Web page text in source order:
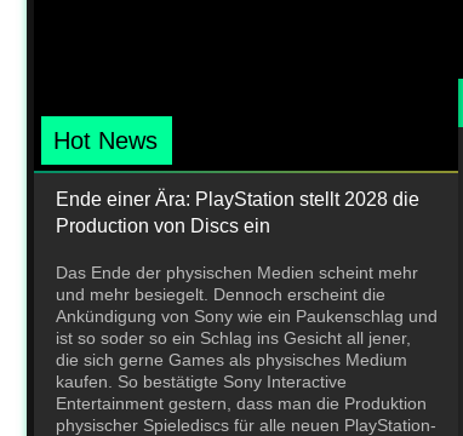
Hot News
Ende einer Ära: PlayStation stellt 2028 die
Production von Discs ein
Das Ende der physischen Medien scheint mehr
und mehr besiegelt. Dennoch erscheint die
Ankündigung von Sony wie ein Paukenschlag und
ist so soder so ein Schlag ins Gesicht all jener,
die sich gerne Games als physisches Medium
kaufen. So bestätigte Sony Interactive
Entertainment gestern, dass man die Produktion
physischer Spielediscs für alle neuen PlayStation-